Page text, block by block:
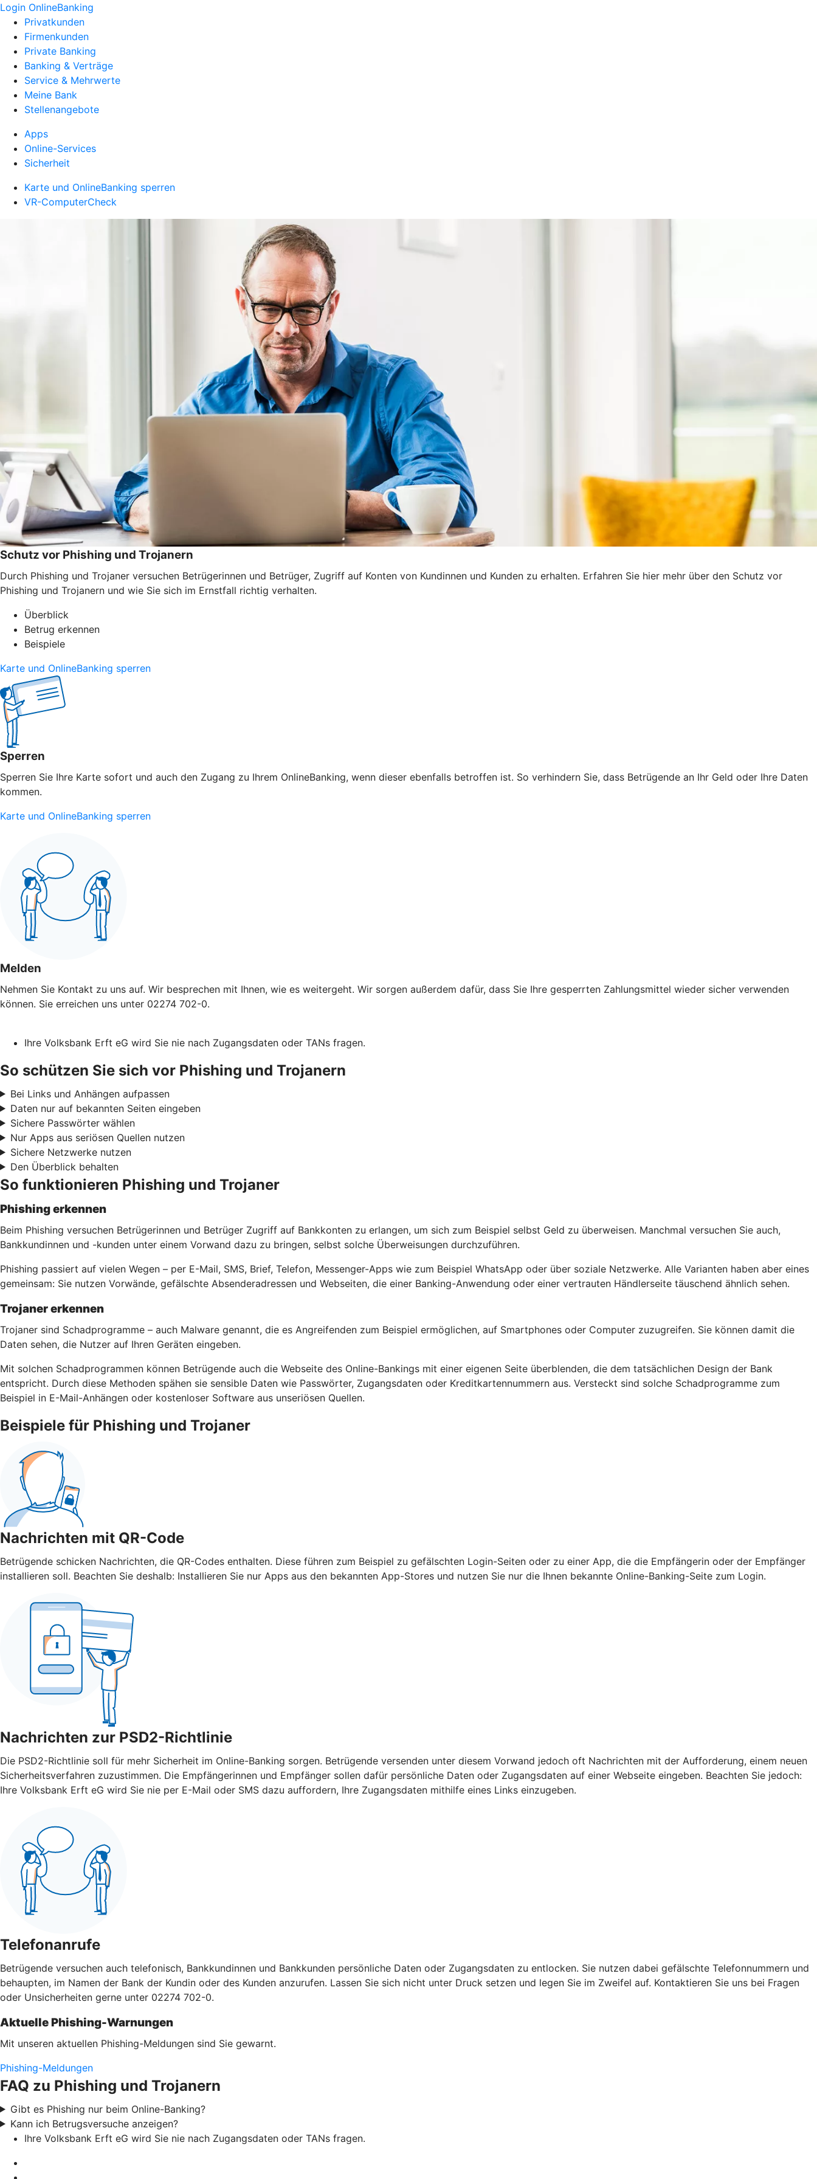
Login OnlineBanking
Privatkunden
Firmenkunden
Private Banking
Banking & Verträge
Service & Mehrwerte
Meine Bank
Stellenangebote
Apps
Online-Services
Sicherheit
Karte und OnlineBanking sperren
VR-ComputerCheck
Schutz vor Phishing und Trojanern
Durch Phishing und Trojaner versuchen Betrügerinnen und Betrüger, Zugriff auf Konten von Kundinnen und Kunden zu erhalten. Erfahren Sie hier mehr über den Schutz vor
Phishing und Trojanern und wie Sie sich im Ernstfall richtig verhalten.
Überblick
Betrug erkennen
Beispiele
Karte und OnlineBanking sperren
Sperren
Sperren Sie Ihre Karte sofort und auch den Zugang zu Ihrem OnlineBanking, wenn dieser ebenfalls betroffen ist. So verhindern Sie, dass Betrügende an Ihr Geld oder Ihre Daten
kommen.
Karte und OnlineBanking sperren
Melden
Nehmen Sie Kontakt zu uns auf. Wir besprechen mit Ihnen, wie es weitergeht. Wir sorgen außerdem dafür, dass Sie Ihre gesperrten Zahlungsmittel wieder sicher verwenden
können. Sie erreichen uns unter 02274 702-0.
Ihre Volksbank Erft eG wird Sie nie nach Zugangsdaten oder TANs fragen.
So schützen Sie sich vor Phishing und Trojanern
Bei Links und Anhängen aufpassen
Daten nur auf bekannten Seiten eingeben
Sichere Passwörter wählen
Nur Apps aus seriösen Quellen nutzen
Sichere Netzwerke nutzen
Den Überblick behalten
So funktionieren Phishing und Trojaner
Phishing erkennen
Beim Phishing versuchen Betrügerinnen und Betrüger Zugriff auf Bankkonten zu erlangen, um sich zum Beispiel selbst Geld zu überweisen. Manchmal versuchen Sie auch,
Bankkundinnen und -kunden unter einem Vorwand dazu zu bringen, selbst solche Überweisungen durchzuführen.
Phishing passiert auf vielen Wegen – per E-Mail, SMS, Brief, Telefon, Messenger-Apps wie zum Beispiel WhatsApp oder über soziale Netzwerke. Alle Varianten haben aber eines
gemeinsam: Sie nutzen Vorwände, gefälschte Absenderadressen und Webseiten, die einer Banking-Anwendung oder einer vertrauten Händlerseite täuschend ähnlich sehen.
Trojaner erkennen
Trojaner sind Schadprogramme – auch Malware genannt, die es Angreifenden zum Beispiel ermöglichen, auf Smartphones oder Computer zuzugreifen. Sie können damit die
Daten sehen, die Nutzer auf Ihren Geräten eingeben.
Mit solchen Schadprogrammen können Betrügende auch die Webseite des Online-Bankings mit einer eigenen Seite überblenden, die dem tatsächlichen Design der Bank
entspricht. Durch diese Methoden spähen sie sensible Daten wie Passwörter, Zugangsdaten oder Kreditkartennummern aus. Versteckt sind solche Schadprogramme zum
Beispiel in E-Mail-Anhängen oder kostenloser Software aus unseriösen Quellen.
Beispiele für Phishing und Trojaner
Nachrichten mit QR-Code
Betrügende schicken Nachrichten, die QR-Codes enthalten. Diese führen zum Beispiel zu gefälschten Login-Seiten oder zu einer App, die die Empfängerin oder der Empfänger
installieren soll. Beachten Sie deshalb: Installieren Sie nur Apps aus den bekannten App-Stores und nutzen Sie nur die Ihnen bekannte Online-Banking-Seite zum Login.
Nachrichten zur PSD2-Richtlinie
Die PSD2-Richtlinie soll für mehr Sicherheit im Online-Banking sorgen. Betrügende versenden unter diesem Vorwand jedoch oft Nachrichten mit der Aufforderung, einem neuen
Sicherheitsverfahren zuzustimmen. Die Empfängerinnen und Empfänger sollen dafür persönliche Daten oder Zugangsdaten auf einer Webseite eingeben. Beachten Sie jedoch:
Ihre Volksbank Erft eG wird Sie nie per E-Mail oder SMS dazu auffordern, Ihre Zugangsdaten mithilfe eines Links einzugeben.
Telefonanrufe
Betrügende versuchen auch telefonisch, Bankkundinnen und Bankkunden persönliche Daten oder Zugangsdaten zu entlocken. Sie nutzen dabei gefälschte Telefonnummern und
behaupten, im Namen der Bank der Kundin oder des Kunden anzurufen. Lassen Sie sich nicht unter Druck setzen und legen Sie im Zweifel auf. Kontaktieren Sie uns bei Fragen
oder Unsicherheiten gerne unter 02274 702-0.
Aktuelle Phishing-Warnungen
Mit unseren aktuellen Phishing-Meldungen sind Sie gewarnt.
Phishing-Meldungen
FAQ zu Phishing und Trojanern
Gibt es Phishing nur beim Online-Banking?
Kann ich Betrugsversuche anzeigen?
Ihre Volksbank Erft eG wird Sie nie nach Zugangsdaten oder TANs fragen.